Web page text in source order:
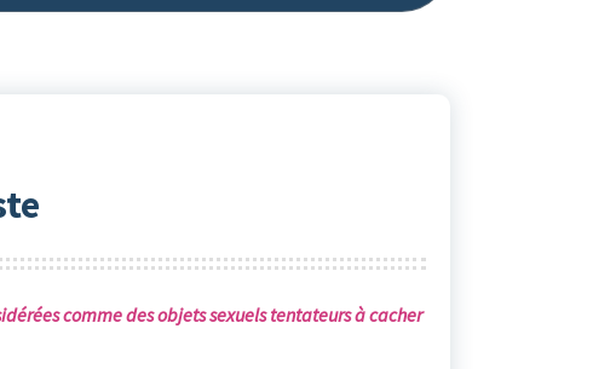
comme des objets sexuels tentateurs à cacher